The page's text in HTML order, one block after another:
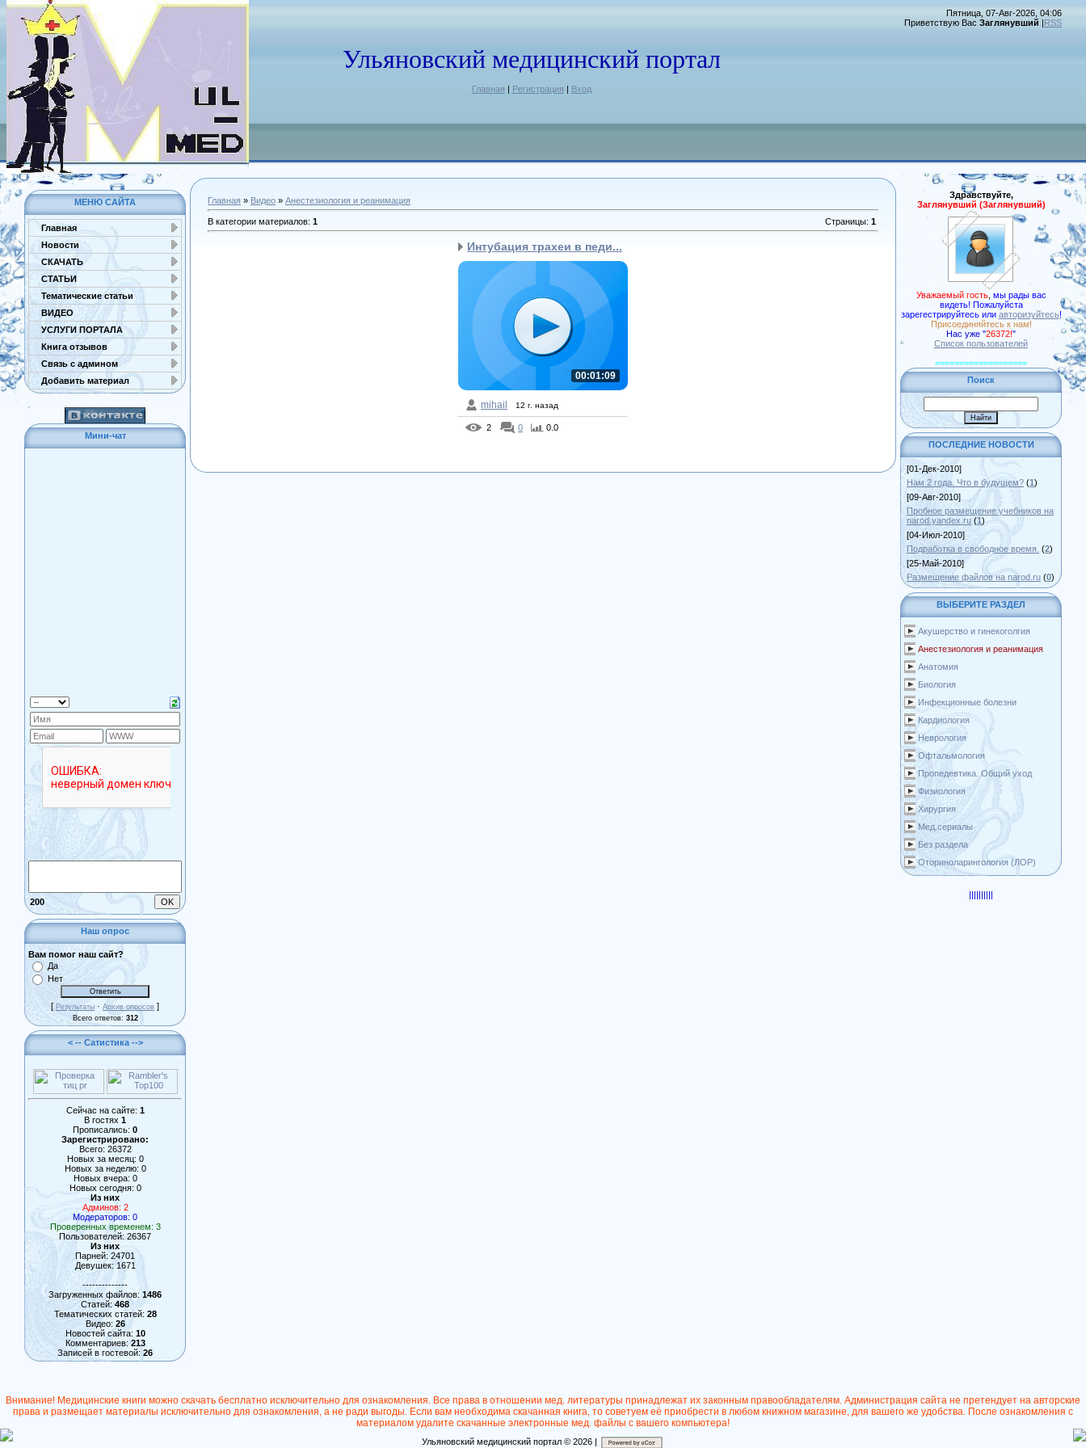
Ульяновский медицинский портал
Главная | Регистрация | Вход
Пятница, 07-Авг-2026, 04:06
Приветствую Вас Заглянувший |RSS
МЕНЮ САЙТА
Главная
Новости
СКАЧАТЬ
СТАТЬИ
Тематические статьи
ВИДЕО
УСЛУГИ ПОРТАЛА
Книга отзывов
Связь с админом
Добавить материал
Мини-чат
200
Наш опрос
Вам помог наш сайт?
Да
Нет
[ Результаты · Архив опросов ]
Всего ответов: 312
< -- Сатистика -->
Сейчас на сайте: 1
В гостях 1
Прописались: 0
Зарегистрировано:
Всего: 26372
Новых за месяц: 0
Новых за неделю: 0
Новых вчера: 0
Новых сегодня: 0
Из них
Админов: 2
Модераторов: 0
Проверенных временем: 3
Пользователей: 26367
Из них
Парней: 24701
Девушек: 1671
--------------
Загруженных файлов: 1486
Статей: 468
Тематических статей: 28
Видео: 26
Новостей сайта: 10
Комментариев:213
Записей в гостевой: 26
Главная » Видео » Анестезиология и реанимация
В категории материалов: 1 Страницы: 1
Интубация трахеи в педи...
00:01:09
mihail 12 г. назад
2 0 0.0
Здравствуйте,
Заглянувший (Заглянувший)
Уважаемый гость, мы рады вас
видеть! Пожалуйста
зарегестрируйтесь или авторизуйтесь!
Присоединяйтесь к нам!
Нас уже "26372!"
Список пользователей
===================
Поиск
ПОСЛЕДНИЕ НОВОСТИ
[01-Дек-2010]
Нам 2 года. Что в будущем? (1)
[09-Авг-2010]
Пробное размещение учебников на
narod.yandex.ru (1)
[04-Июл-2010]
Подработка в свободное время. (2)
[25-Май-2010]
Размещение файлов на narod.ru (0)
ВЫБЕРИТЕ РАЗДЕЛ
Акушерство и гинекоголгия
Анестезиология и реанимация
Анатомия
Биология
Инфекционные болезни
Кардиология
Неврология
Офтальмология
Пропедевтика. Общий уход
Физиология
Хирургия
Мед.сериалы
Без раздела
Оториноларингология (ЛОР)
||||||||||
Внимание! Медицинские книги можно скачать бесплатно исключительно для ознакомления. Все права в отношении мед. литературы принадлежат их законным правообладателям. Администрация сайта не претендует на авторские
права и размещает материалы исключительно для ознакомления, а не ради выгоды. Если вам необходима скачанная книга, то советуем её приобрести в любом книжном магазине, для вашего же удобства. После ознакомления с
материалом удалите скачанные электронные мед. файлы с вашего компьютера!
Ульяновский медицинский портал © 2026 |